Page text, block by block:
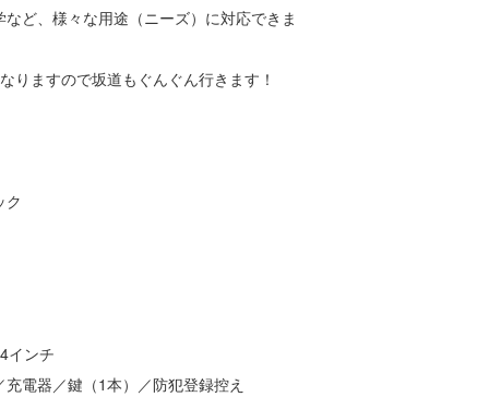
ど、様々な用途（ニーズ）に対応できま
りますので坂道もぐんぐん行きます！
ク
インチ
電器／鍵（1本）／防犯登録控え